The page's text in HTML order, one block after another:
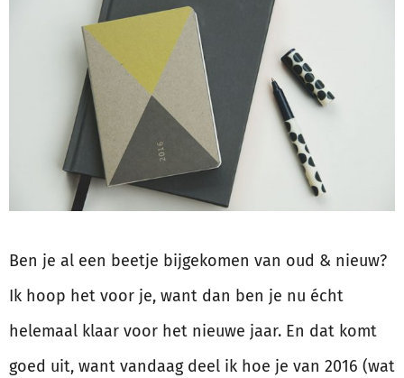
Ben je al een beetje bijgekomen van oud & nieuw?
Ik hoop het voor je, want dan ben je nu écht
helemaal klaar voor het nieuwe jaar. En dat komt
goed uit, want vandaag deel ik hoe je van 2016 (wat